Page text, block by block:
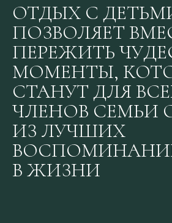
ОТДЫХ С
ПОЗВОЛЯЕТ
ПЕРЕЖИТЬ
МОМЕНТЫ,
СТАНУТ ДЛЯ
ЧЛЕНОВ СЕМЬИ
ИЗ ЛУЧШИХ
В ЖИЗНИ